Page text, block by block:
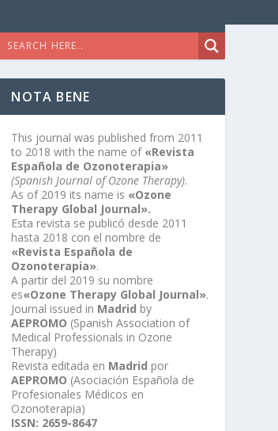
NOTA BENE
This journal was published from 2011
to 2018 with the name of «Revista
Española de Ozonoterapia»
(Spanish Journal of Ozone Therapy).
As of 2019 its name is «Ozone
Therapy Global Journal».
Esta revista se publicó desde 2011
hasta 2018 con el nombre de
«Revista Española de
Ozonoterapia».
A partir del 2019 su nombre
es«Ozone Therapy Global Journal».
Journal issued in Madrid by
AEPROMO (Spanish Association of
Medical Professionals in Ozone
Therapy)
Revista editada en Madrid por
AEPROMO (Asociación Española de
Profesionales Médicos en
Ozonoterapia)
ISSN: 2659-8647